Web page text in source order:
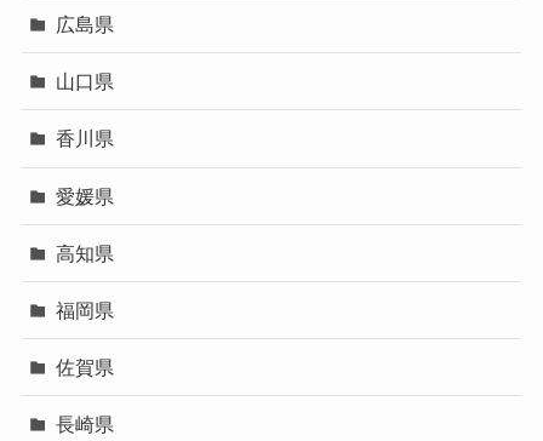
広島県
山口県
香川県
愛媛県
高知県
福岡県
佐賀県
長崎県